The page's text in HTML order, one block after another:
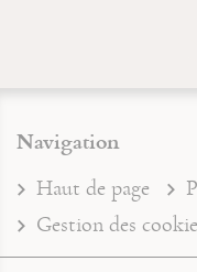
Navigation
Haut de page
Gestion des